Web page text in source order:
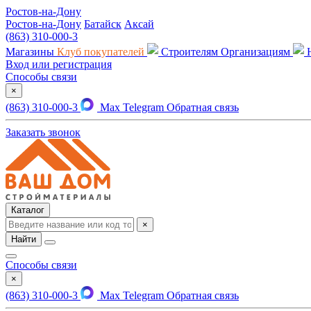
Ростов-на-Дону
Ростов-на-Дону Батайск Аксай
(863) 310-000-3
Магазины Клуб покупателей Строителям Организациям
Вход или регистрация
Способы связи
×
(863) 310-000-3 Max Telegram Обратная связь
Заказать звонок
Каталог
×
Найти
Способы связи
×
(863) 310-000-3 Max Telegram Обратная связь